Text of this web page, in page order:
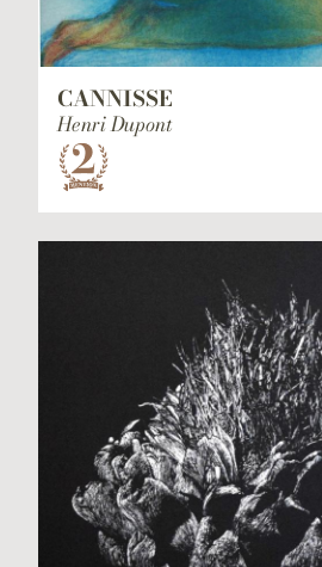
CANNISSE
Henri Dupont